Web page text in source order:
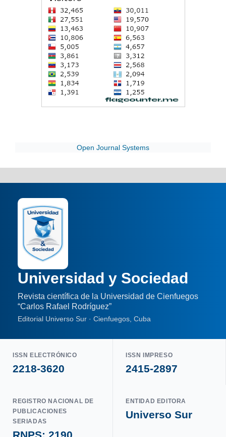
Open Journal Systems
Universidad y Sociedad
Revista científica de la Universidad de Cienfuegos
“Carlos Rafael Rodríguez”
Editorial Universo Sur · Cienfuegos, Cuba
ISSN ELECTRÓNICO
2218-3620
ISSN IMPRESO
2415-2897
REGISTRO NACIONAL DE
PUBLICACIONES
SERIADAS
RNPS: 2190
ENTIDAD EDITORA
Universo Sur